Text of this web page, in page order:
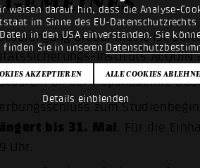
weisen darauf hin, dass die Analyse-
im Sinne des EU-
in den USA einverstanden. Sie
Sie in unseren
Details einblenden
Global Music ist
Instituts
an der Popakademie
zum
bis 31. Mai. Für die
Uhr.